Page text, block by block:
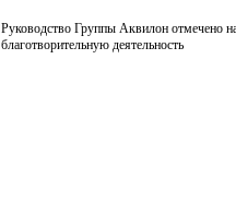
Руководство Группы Аквилон отмечено
благотворительную деятельность